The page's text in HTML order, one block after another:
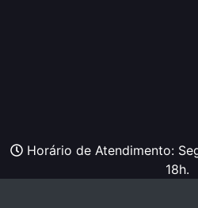
Horário de Atendimento:
18h.